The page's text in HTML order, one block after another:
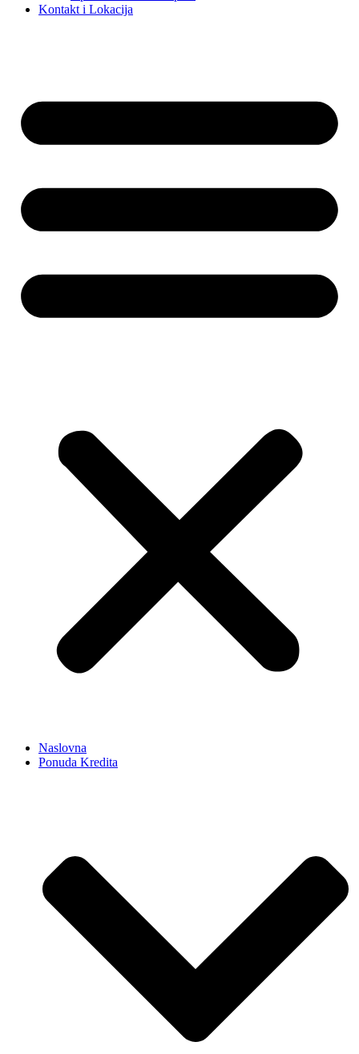
Kontakt i Lokacija
Naslovna
Ponuda Kredita